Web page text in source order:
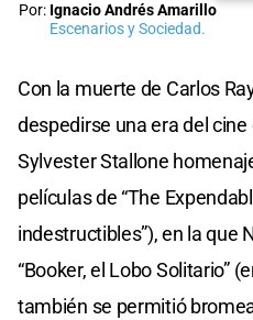
Por: Ignacio Andrés Amarillo
Escenarios y Sociedad.
Con la muerte de Carlos
despedirse una era del
Sylvester Stallone
películas de “The
indestructibles”), en la que
“Booker, el Lobo Solitario”
también se permitió